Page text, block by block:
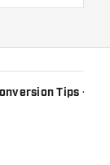
Tips -